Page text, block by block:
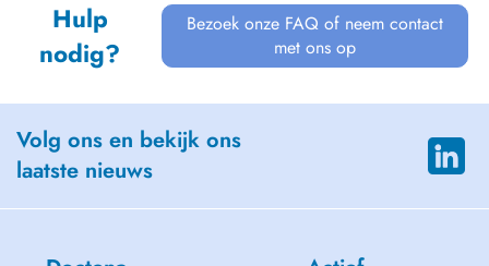
Hulp
nodig?
Bezoek onze FAQ of neem contact
met ons op
Volg ons en bekijk ons
laatste nieuws